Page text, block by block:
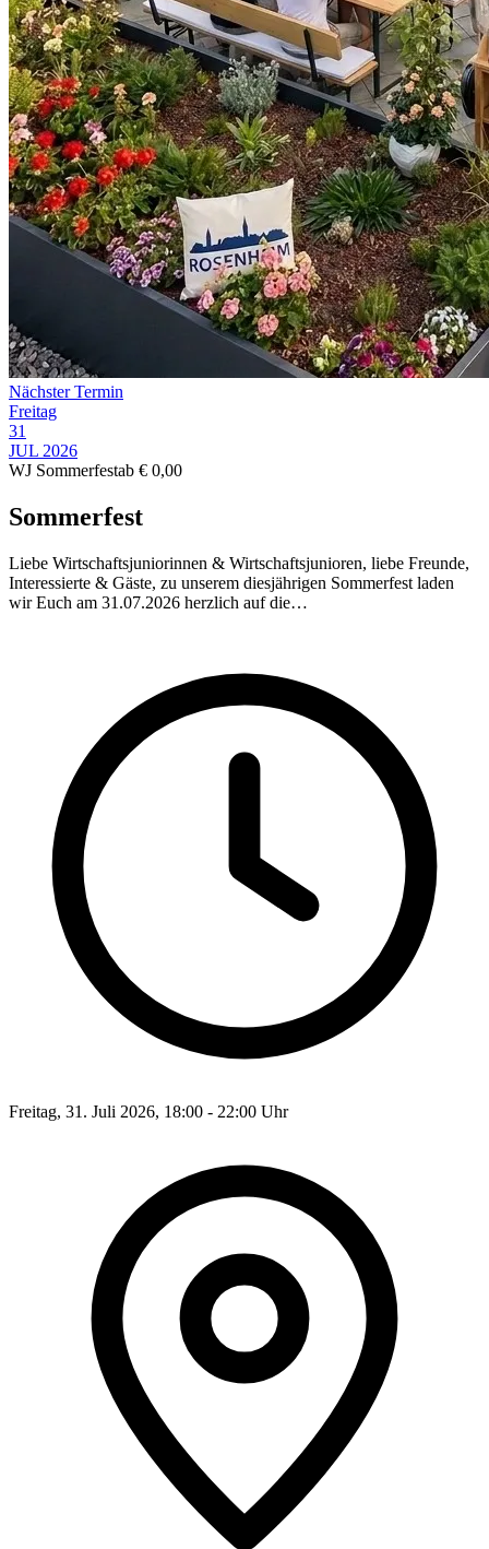
Nächster Termin
Freitag
31
JUL 2026
WJ Sommerfestab € 0,00
Sommerfest
Liebe Wirtschaftsjuniorinnen & Wirtschaftsjunioren, liebe Freunde,
Interessierte & Gäste, zu unserem diesjährigen Sommerfest laden
wir Euch am 31.07.2026 herzlich auf die…
Freitag, 31. Juli 2026, 18:00 - 22:00 Uhr